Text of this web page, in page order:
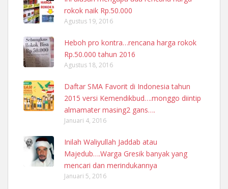
rokok naik Rp.50.000
Agustus 19, 2016
Heboh pro kontra…rencana harga rokok
Rp.50.000 tahun 2016
Agustus 18, 2016
Daftar SMA Favorit di Indonesia tahun
2015 versi Kemendikbud….monggo diintip
almamater masing2 gans….
Januari 4, 2016
Inilah Waliyullah Jaddab atau
Majedub….Warga Gresik banyak yang
mencari dan merindukannya
Januari 5, 2016